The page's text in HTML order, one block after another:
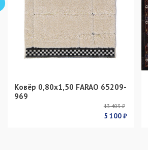
Ковёр 0,80х1,50 FARAO 65209-
969
13 403 ₽
5 100 ₽